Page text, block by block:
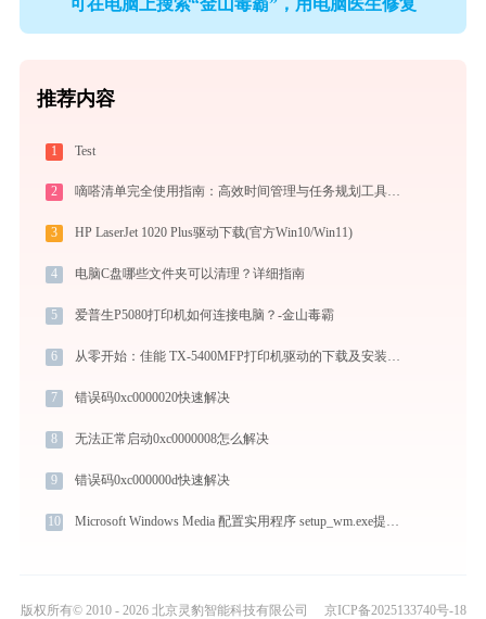
可在电脑上搜索“金山毒霸”，用电脑医生修复
推荐内容
1 Test
2 嘀嗒清单完全使用指南：高效时间管理与任务规划工具，让你的每一天井井有条
3 HP LaserJet 1020 Plus驱动下载(官方Win10/Win11)
4 电脑C盘哪些文件夹可以清理？详细指南
5 爱普生P5080打印机如何连接电脑？-金山毒霸
6 从零开始：佳能 TX-5400MFP打印机驱动的下载及安装流程
7 错误码0xc0000020快速解决
8 无法正常启动0xc0000008怎么解决
9 错误码0xc000000d快速解决
10 Microsoft Windows Media 配置实用程序 setup_wm.exe提示缺少mfplat.dll文件的解决办法
版权所有© 2010 - 2026 北京灵豹智能科技有限公司 京ICP备2025133740号-18